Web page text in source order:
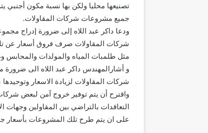
تصنيعها محليا ولكن بها نسبة مكون أجنبي
جميع مشروعات شركات المقاولات.
ودعا داكر عبد اللاه إلى ضرورة إدراج
شركات المقاولات صرف فروق أسعار عن تلك
مثل طلمبات المياه والمولدات والمحابس
و أشارالمهندس داكر عبد اللاه الى
شركات المقاولات لزيادة الاسعار
واقترح أن يتم توفير خروج آمن لبعض
التعاقدات بالتراضي بين المقاولين وجهات
على ان يتم طرح تلك المشروعات بأسعار